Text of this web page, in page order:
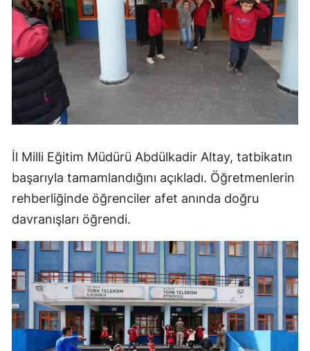
İl Milli Eğitim Müdürü Abdülkadir Altay, tatbikatın
başarıyla tamamlandığını açıkladı. Öğretmenlerin
rehberliğinde öğrenciler afet anında doğru
davranışları öğrendi.